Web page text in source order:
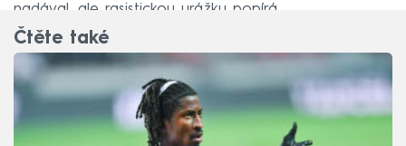
nadával, ale rasistickou urážku popírá.
Čtěte také